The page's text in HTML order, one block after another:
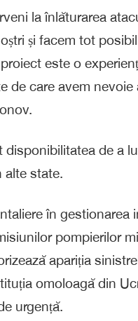
la înlăturarea
și facem tot
este o
de care avem
disponibilitatea de a
alte state.
în gestionarea
pompierilor
apariția
omoloagă din
urgență.